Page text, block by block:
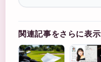
関連記事をさらに表示